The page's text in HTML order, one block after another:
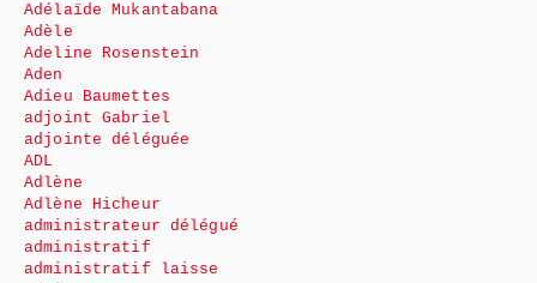
Adélaïde Mukantabana
Adèle
Adeline Rosenstein
Aden
Adieu Baumettes
adjoint Gabriel
adjointe déléguée
ADL
Adlène
Adlène Hicheur
administrateur délégué
administratif
administratif laisse